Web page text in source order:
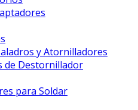
y Atornilladores
de Destornillador
para Soldar